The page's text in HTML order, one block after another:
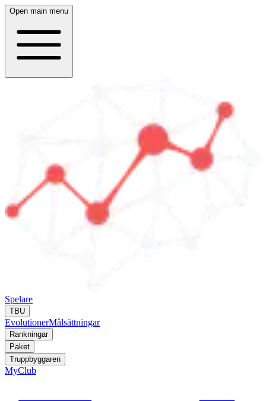
Open main menu
Spelare
TBU
EvolutionerMålsättningar
Rankningar
Paket
Truppbyggaren
MyClub